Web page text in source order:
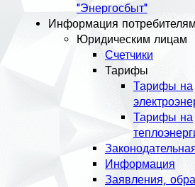
"Энергосбыт"
Информация потребителям
Юридическим лицам
Счетчики
Тарифы
Тарифы на
Тарифы на
Информация
Заявления,